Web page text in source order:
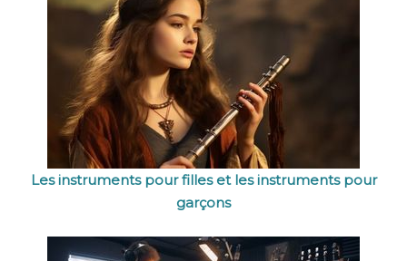
Les instruments pour filles et les instruments pour
garçons